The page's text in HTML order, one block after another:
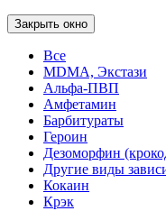
Закрыть окно
Все
MDMA, Экстази
Альфа-ПВП
Амфетамин
Барбитураты
Героин
Дезоморфин
Другие виды
Кокаин
Крэк